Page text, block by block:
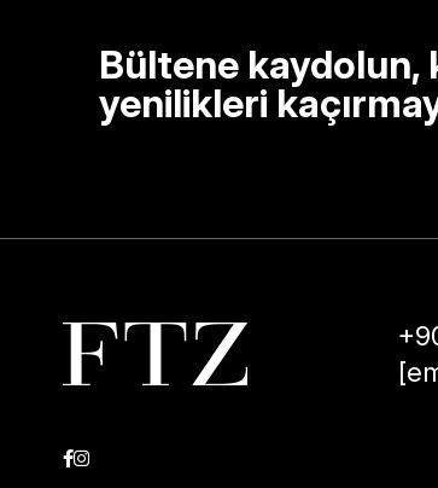
Bültene kaydolun,
yenilikleri